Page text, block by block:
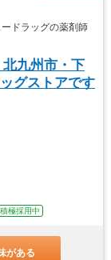
ドラッグの薬剤師
九州市・下
グストアです
積極採用中
がある